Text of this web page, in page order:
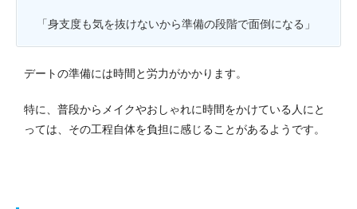
「身支度も気を抜けないから準備の段階で面倒になる」
デートの準備には時間と労力がかかります。
特に、普段からメイクやおしゃれに時間をかけている人にと
っては、その工程自体を負担に感じることがあるようです。